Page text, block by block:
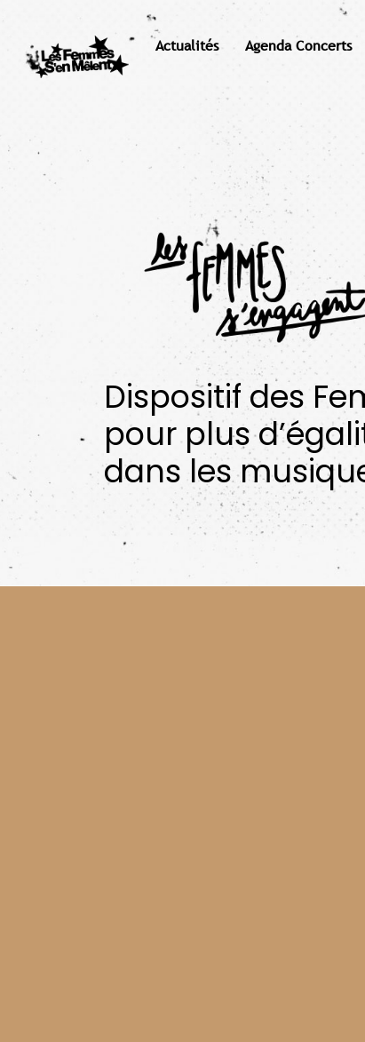
Actualités Agenda Concerts
Dispositif des
pour plus
dans les